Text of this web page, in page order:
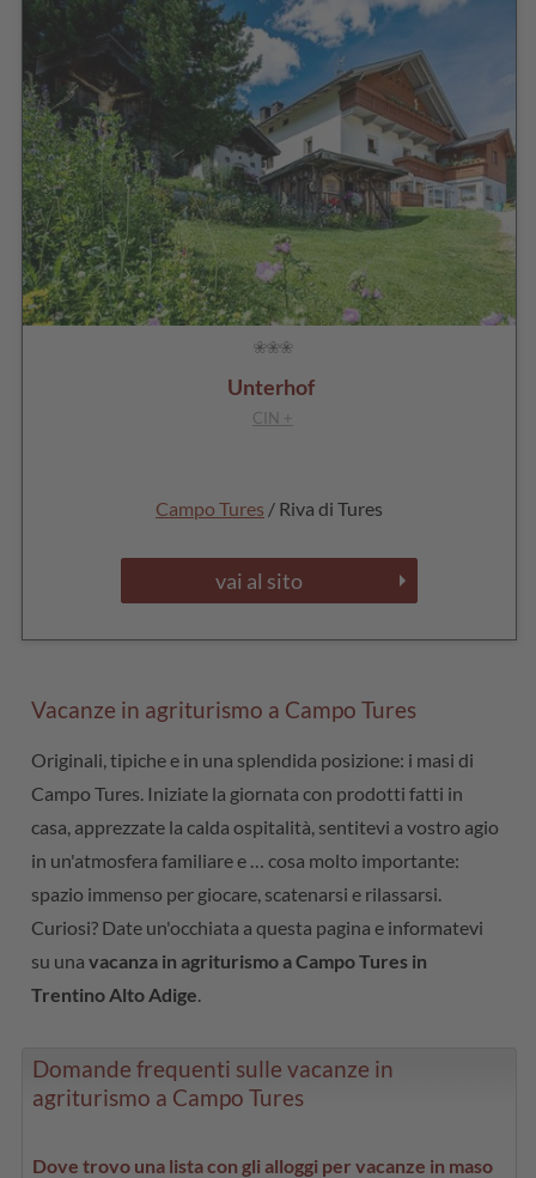
Unterhof
CIN +
Campo Tures / Riva di Tures
vai al sito
Vacanze in agriturismo a Campo Tures
Originali, tipiche e in una splendida posizione: i masi di
Campo Tures. Iniziate la giornata con prodotti fatti in
casa, apprezzate la calda ospitalità, sentitevi a vostro agio
in un'atmosfera familiare e … cosa molto importante:
spazio immenso per giocare, scatenarsi e rilassarsi.
Curiosi? Date un'occhiata a questa pagina e informatevi
su unavacanza in agriturismo a Campo Tures in
Trentino Alto Adige
Domande frequenti sulle vacanze in
agriturismo a Campo Tures
Dove trovo una lista con gli alloggi per vacanze in maso